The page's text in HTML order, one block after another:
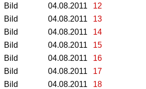
Bild 04.08.2011
12
Bild 04.08.2011
13
Bild 04.08.2011
14
Bild 04.08.2011
15
Bild 04.08.2011
16
Bild 04.08.2011
17
Bild 04.08.2011
18